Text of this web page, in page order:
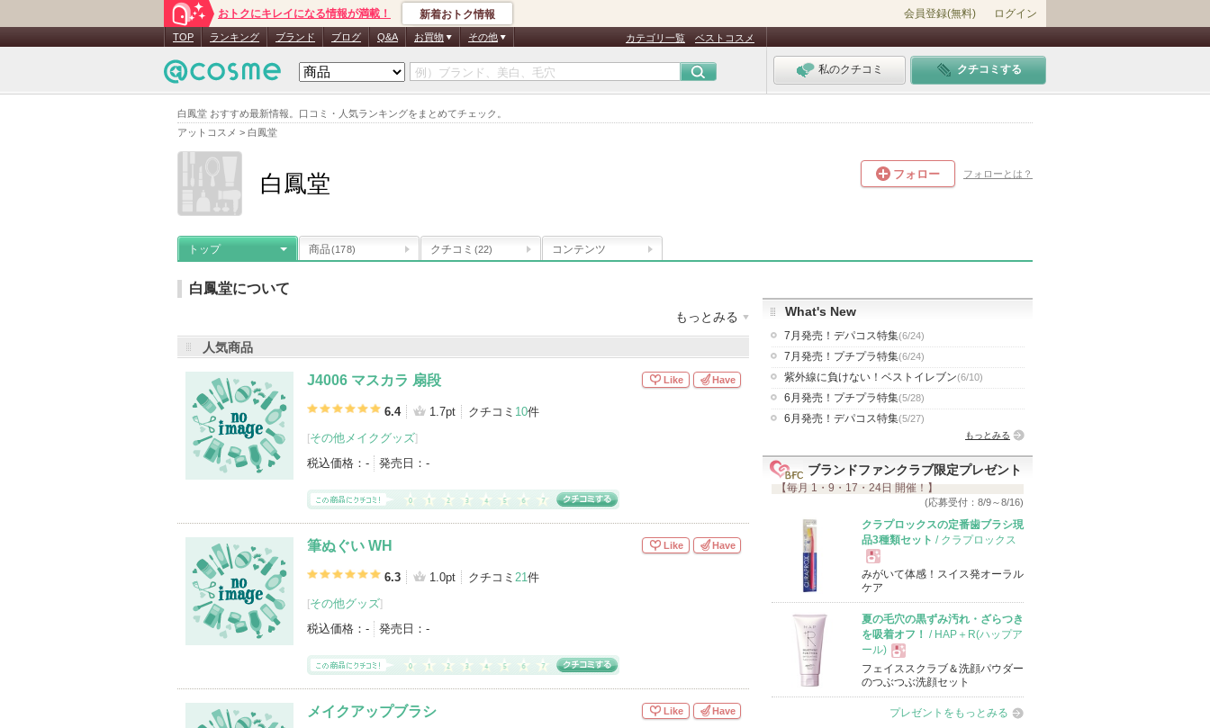
白鳳堂 おすすめ最新情報。口コミ・人気ランキングをまとめてチェック。
アットコスメ > 白鳳堂
おトクにキレイになる情報が満載！ 新着おトク情報 会員登録(無料) ログイン
TOP ランキング ブランド ブログ Q&A お買物 その他 カテゴリ一覧 ベストコスメ
私のクチコミ クチコミする
白鳳堂 フォロー フォローとは？
トップ 商品(178) クチコミ (22) コンテンツ
白鳳堂について
もっとみる
メーカー名：
お気に入り登録：2,045
白鳳堂の登録商品 (178件)
登録アイテムカテゴリ
メイクブラシ（115） その他メイクグッズ（48）
パウダーアイブロウ（2）
リキッドファンデーション（1）
コンシーラー（1） ルースパウダー（1）
アイテムカテゴリをもっとみる (17)
人気商品
J4006 マスカラ 扇段
6.4 1.7pt クチコミ 10件
[その他メイクグッズ]
税込価格： - 発売日： -
Like Have
筆ぬぐい WH
6.3 1.0pt クチコミ 21件
[その他グッズ]
税込価格： - 発売日： -
Like Have
メイクアップブラシ Like Have
What's New
7月発売！デパコス特集(6/24)
7月発売！プチプラ特集(6/24)
紫外線に負けない！ベストイレブン(6/10)
6月発売！プチプラ特集(5/28)
6月発売！デパコス特集(5/27)
もっとみる
ブランドファンクラブ限定プレゼント
【毎月 1・9・17・24日 開催！】
(応募受付：8/9～8/16)
クラプロックスの定番歯ブラシ現
品3種類セット / クラプロックス
現
品
みがいて体感！スイス発オーラル
ケア
夏の毛穴の黒ずみ汚れ・ざらつき
を吸着オフ！
/ HAP＋R(ハップア
ール)
現
品
フェイススクラブ＆洗顔パウダー
のつぶつぶ洗顔セット
プレゼントをもっとみる